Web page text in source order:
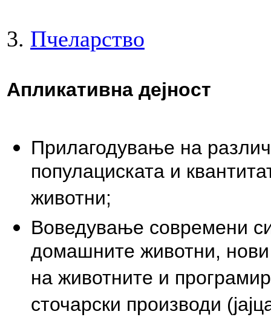
3. Пчеларство
Апликативна дејност
Прилагодување на
популациската и
животни;
Воведување современи
домашните животни,
на животните и
сточарски производи